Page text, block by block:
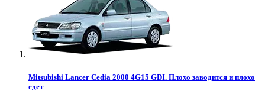
Mitsubishi Lancer Cedia 2000 4G15 GDI. Плохо заводится и плохо
едет